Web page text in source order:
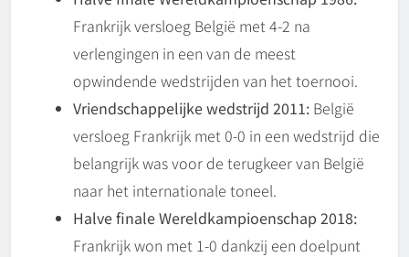
Frankrijk versloeg België met 4-2 na
verlengingen in een van de meest
opwindende wedstrijden van het toernooi.
Vriendschappelijke wedstrijd 2011: België
versloeg Frankrijk met 0-0 in een wedstrijd die
belangrijk was voor de terugkeer van België
naar het internationale toneel.
Halve finale Wereldkampioenschap 2018:
Frankrijk won met 1-0 dankzij een doelpunt